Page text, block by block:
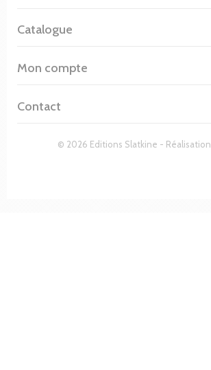
© 2026 Editions Slatkine - Réalisation
Catalogue
Mon compte
Contact